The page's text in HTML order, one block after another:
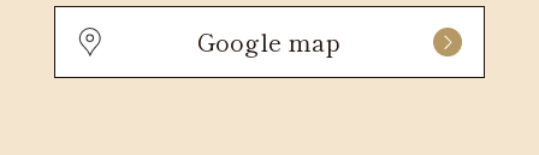
Google map